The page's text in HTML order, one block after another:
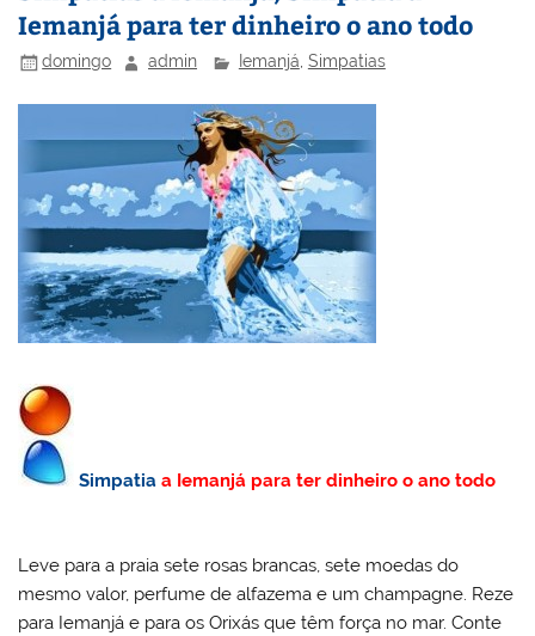
Iemanjá para ter dinheiro o ano todo
domingo admin Iemanjá, Simpatias
Simpatia a Iemanjá para ter dinheiro o ano todo
Leve para a praia sete rosas brancas, sete moedas do
mesmo valor, perfume de alfazema e um champagne. Reze
para Iemanjá e para os Orixás que têm força no mar. Conte